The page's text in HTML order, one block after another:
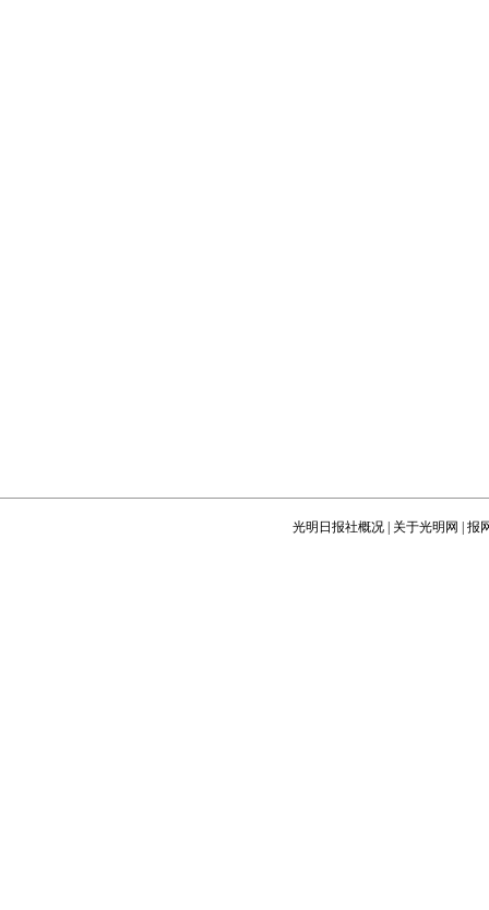
光明日报社概况 关于光明网 报